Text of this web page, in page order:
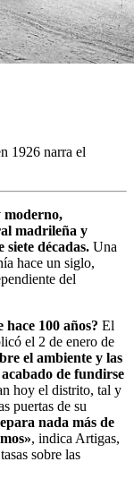
1926 narra el
moderno,
madrileña y
siete décadas. Una
hace un siglo,
del
100 años? El
el 2 de enero de
el ambiente y las
de fundirse
hoy el distrito, tal y
puertas de su
nada más de
, indica Artigas,
sobre las